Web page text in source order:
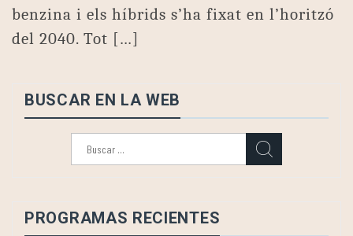
benzina i els híbrids s’ha fixat en l’horitzó
del 2040. Tot […]
BUSCAR EN LA WEB
PROGRAMAS RECIENTES